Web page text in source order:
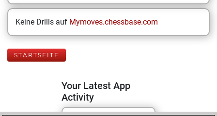
Keine Drills auf Mymoves.chessbase.com
STARTSEITE
Your Latest App
Activity